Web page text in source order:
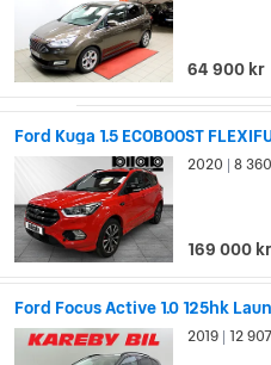
64 900 kr
Ford Kuga 1.5 ECOBOOST
2020 8
169 000 kr
Ford Focus Active 1.0 125hk
2019 12